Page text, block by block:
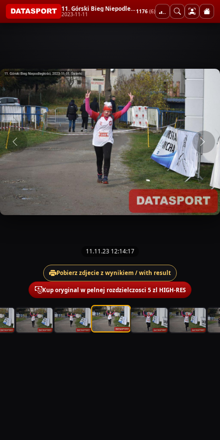
11. Górski Bieg Niepodległości
2023-11-11 1176 (6)
11.11.23 12:14:17
Pobierz zdjecie z wynikiem / with result
Kup oryginal w pelnej rozdzielczosci 5 zl HIGH-RES